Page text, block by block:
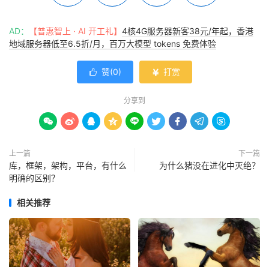
AD： 【普惠智上 · AI 开工礼】 4核4G服务器新客38元/年起，香港
地域服务器低至6.5折/月，百万大模型 tokens 免费体验
 赞(0)  打赏
分享到
        
上一篇
库，框架，架构，平台，有什么
明确的区别？
下一篇
为什么猪没在进化中灭绝？
相关推荐